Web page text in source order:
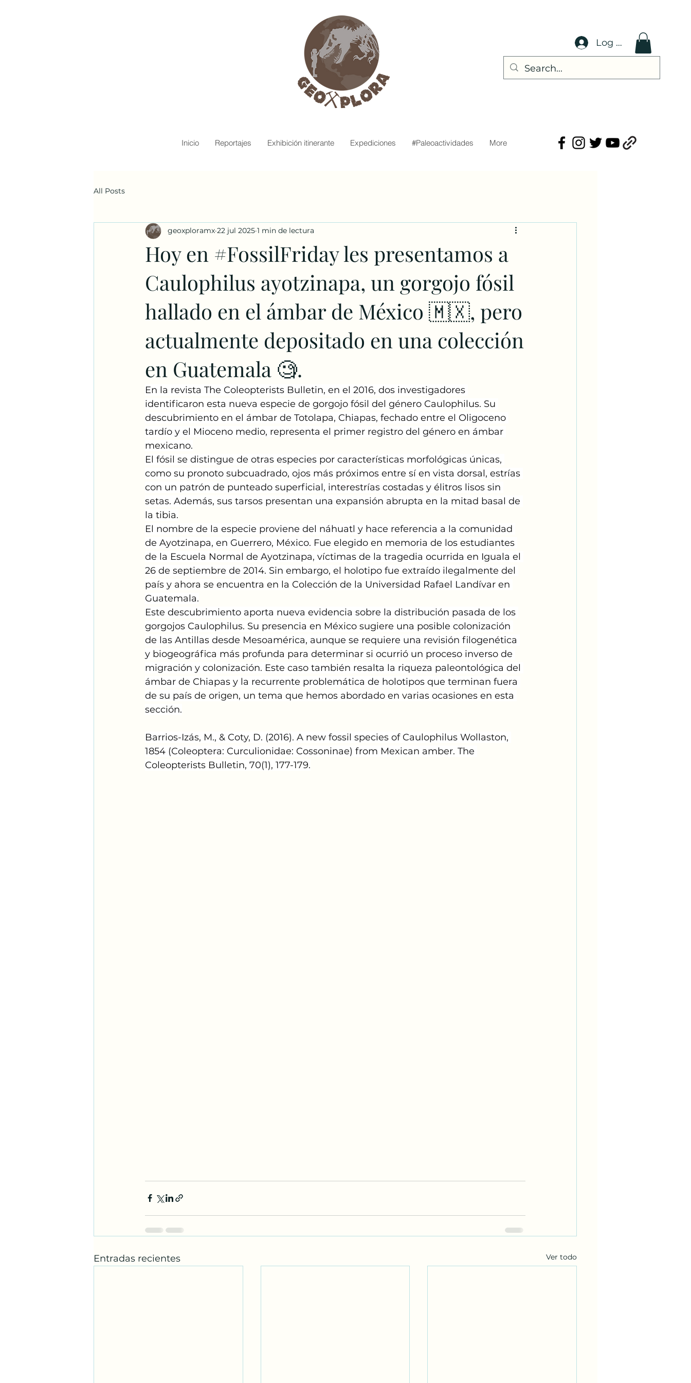
Log In
Inicio Reportajes Exhibición itinerante Expediciones #Paleoactividades More
All Posts
Hoy en #FossilFriday les presentamos a
Caulophilus ayotzinapa, un gorgojo fósil
hallado en el ámbar de México 🇲🇽, pero
actualmente depositado en una colección
en Guatemala 🧐.
geoxploramx 22 jul 2025 1 min de lectura
En la revista The Coleopterists Bulletin, en el 2016, dos investigadores
identificaron esta nueva especie de gorgojo fósil del género Caulophilus. Su
descubrimiento en el ámbar de Totolapa, Chiapas, fechado entre el Oligoceno
tardío y el Mioceno medio, representa el primer registro del género en ámbar
mexicano.
El fósil se distingue de otras especies por características morfológicas únicas,
como su pronoto subcuadrado, ojos más próximos entre sí en vista dorsal, estrías
con un patrón de punteado superficial, interestrías costadas y élitros lisos sin
setas. Además, sus tarsos presentan una expansión abrupta en la mitad basal de
la tibia.
El nombre de la especie proviene del náhuatl y hace referencia a la comunidad
de Ayotzinapa, en Guerrero, México. Fue elegido en memoria de los estudiantes
de la Escuela Normal de Ayotzinapa, víctimas de la tragedia ocurrida en Iguala el
26 de septiembre de 2014. Sin embargo, el holotipo fue extraído ilegalmente del
país y ahora se encuentra en la Colección de la Universidad Rafael Landívar en
Guatemala.
Este descubrimiento aporta nueva evidencia sobre la distribución pasada de los
gorgojos Caulophilus. Su presencia en México sugiere una posible colonización
de las Antillas desde Mesoamérica, aunque se requiere una revisión filogenética
y biogeográfica más profunda para determinar si ocurrió un proceso inverso de
migración y colonización. Este caso también resalta la riqueza paleontológica del
ámbar de Chiapas y la recurrente problemática de holotipos que terminan fuera
de su país de origen, un tema que hemos abordado en varias ocasiones en esta
sección.
Barrios-Izás, M., & Coty, D. (2016). A new fossil species of Caulophilus Wollaston,
1854 (Coleoptera: Curculionidae: Cossoninae) from Mexican amber. The
Coleopterists Bulletin, 70(1), 177-179.
Entradas recientes Ver todo